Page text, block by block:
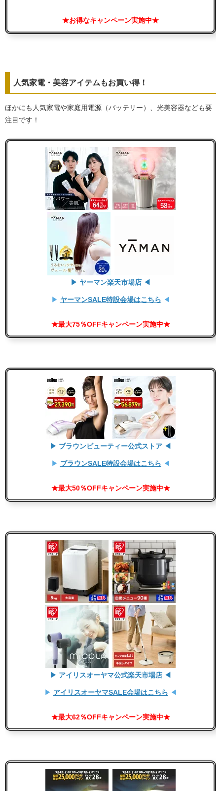
★お得なキャンペーン実施中★
人気家電・美容アイテムもお買い得！
ほかにも人気家電や家庭用電源（バッテリー）、光美容器なども要
注目です！
▶ ヤーマン楽天市場店 ◀
▶ ヤーマンSALE特設会場はこちら ◀
★最大75％OFFキャンペーン実施中★
▶ ブラウンビューティー公式ストア ◀
▶ ブラウンSALE特設会場はこちら ◀
★最大50％OFFキャンペーン実施中★
▶ アイリスオーヤマ公式楽天市場店 ◀
▶ アイリスオーヤマSALE会場はこちら ◀
★最大62％OFFキャンペーン実施中★